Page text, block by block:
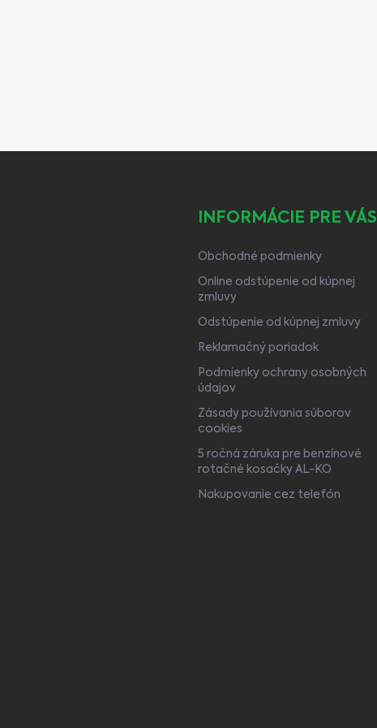
INFORMÁCIE PRE VÁS
Obchodné podmienky
Online odstúpenie od kúpnej
zmluvy
Odstúpenie od kúpnej zmluvy
Reklamačný poriadok
Podmienky ochrany osobných
údajov
Zásady používania súborov
cookies
5 ročná záruka pre benzínové
rotačné kosačky AL-KO
Nakupovanie cez telefón